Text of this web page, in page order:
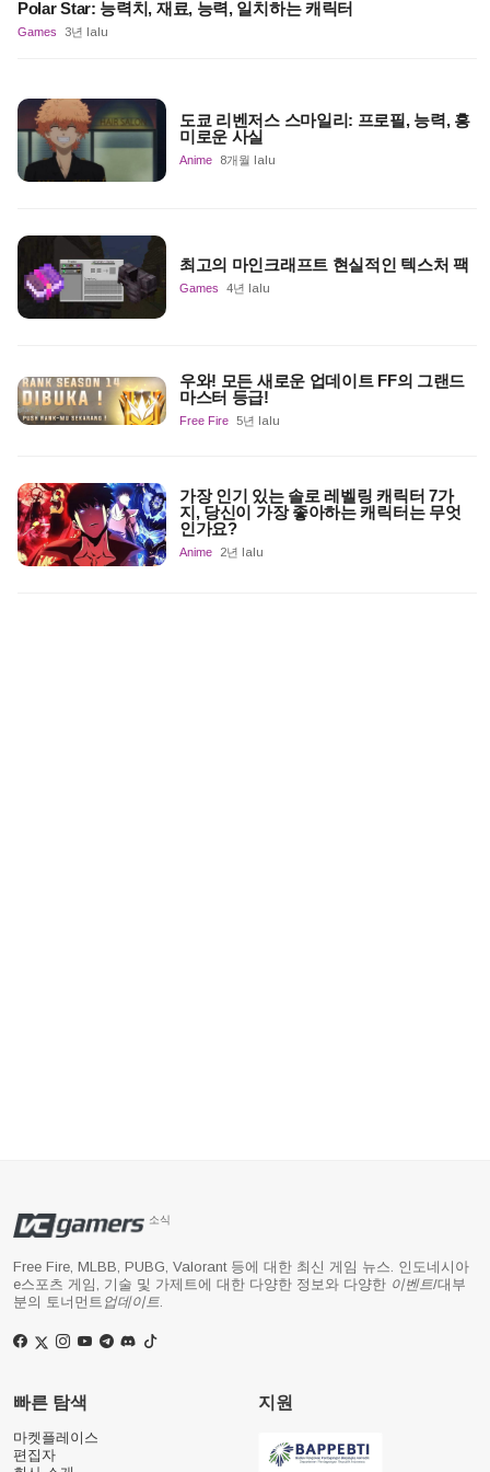
Polar Star: 능력치, 재료, 능력, 일치하는 캐릭터
Games 3년 lalu
도쿄 리벤저스 스마일리: 프로필, 능력, 흥
미로운 사실
Anime 8개월 lalu
최고의 마인크래프트 현실적인 텍스처 팩
Games 4년 lalu
우와! 모든 새로운 업데이트 FF의 그랜드
마스터 등급!
Free Fire 5년 lalu
가장 인기 있는 솔로 레벨링 캐릭터 7가
지, 당신이 가장 좋아하는 캐릭터는 무엇
인가요?
Anime 2년 lalu
소식
Free Fire, MLBB, PUBG, Valorant 등에 대한 최신 게임 뉴스. 인도네시아
e스포츠 게임, 기술 및 가제트에 대한 다양한 정보와 다양한 이벤트/대부
분의 토너먼트 업데이트.
빠른 탐색
마켓플레이스
편집자
지원